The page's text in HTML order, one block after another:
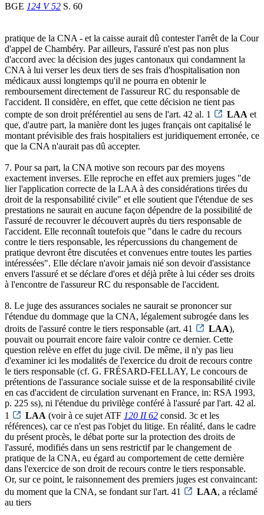
BGE 124 V 52 S. 60
pratique de la CNA - et la caisse aurait dû contester l'arrêt de la Cour
d'appel de Chambéry. Par ailleurs, l'assuré n'est pas non plus
d'accord avec la décision des juges cantonaux qui condamnent la
CNA à lui verser les deux tiers de ses frais d'hospitalisation non
médicaux aussi longtemps qu'il ne pourra en obtenir le
remboursement directement de l'assureur RC du responsable de
l'accident. Il considère, en effet, que cette décision ne tient pas
compte de son droit préférentiel au sens de l'art. 42 al. 1
LAA et
que, d'autre part, la manière dont les juges français ont capitalisé le
montant prévisible des frais hospitaliers est juridiquement erronée, ce
que la CNA n'aurait pas dû accepter.
7. Pour sa part, la CNA motive son recours par des moyens
exactement inverses. Elle reproche en effet aux premiers juges "de
lier l'application correcte de la LAA à des considérations tirées du
droit de la responsabilité civile" et elle soutient que l'étendue de ses
prestations ne saurait en aucune façon dépendre de la possibilité de
l'assuré de recouvrer le découvert auprès du tiers responsable de
l'accident. Elle reconnaît toutefois que "dans le cadre du recours
contre le tiers responsable, les répercussions du changement de
pratique devront être discutées et convenues entre toutes les parties
intéressées". Elle déclare n'avoir jamais nié son devoir d'assistance
envers l'assuré et se déclare d'ores et déjà prête à lui céder ses droits
à l'encontre de l'assureur RC du responsable de l'accident.
8. Le juge des assurances sociales ne saurait se prononcer sur
l'étendue du dommage que la CNA, légalement subrogée dans les
droits de l'assuré contre le tiers responsable (art. 41
LAA),
pouvait ou pourrait encore faire valoir contre ce dernier. Cette
question relève en effet du juge civil. De même, il n'y pas lieu
d'examiner ici les modalités de l'exercice du droit de recours contre
le tiers responsable (cf. G. FRÉSARD-FELLAY, Le concours de
prétentions de l'assurance sociale suisse et de la responsabilité civile
en cas d'accident de circulation survenant en France, in: RSA 1993,
p. 225 ss), ni l'étendue du privilège conféré à l'assuré par l'art. 42 al.
1
LAA (voir à ce sujet ATF 120 II 62 consid. 3c et les
références), car ce n'est pas l'objet du litige. En réalité, dans le cadre
du présent procès, le débat porte sur la protection des droits de
l'assuré, modifiés dans un sens restrictif par le changement de
pratique de la CNA, eu égard au comportement de cette dernière
dans l'exercice de son droit de recours contre le tiers responsable.
Or, sur ce point, le raisonnement des premiers juges est convaincant:
du moment que la CNA, se fondant sur l'art. 41
LAA, a réclamé
au tiers